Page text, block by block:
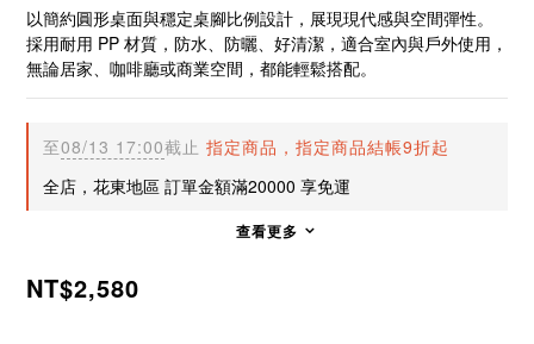
以簡約圓形桌面與穩定桌腳比例設計，展現現代感與空間彈性。
採用耐用 PP 材質，防水、防曬、好清潔，適合室內與戶外使用，
無論居家、咖啡廳或商業空間，都能輕鬆搭配。
至08/13 17:00截止 指定商品，指定商品結帳9折起
全店，花東地區 訂單金額滿20000 享免運
查看更多
NT$2,580